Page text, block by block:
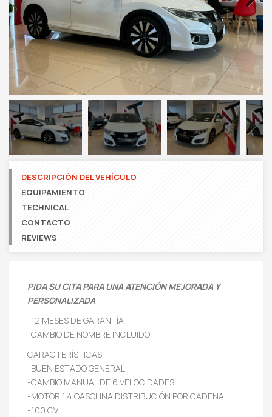
Next
Next
DESCRIPCIÓN DEL VEHÍCULO
EQUIPAMIENTO
TECHNICAL
CONTACTO
REVIEWS
PIDA SU CITA PARA UNA ATENCIÓN MEJORADA Y
PERSONALIZADA
-12 MESES DE GARANTÍA
-CAMBIO DE NOMBRE INCLUIDO
CARACTERÍSTICAS:
-BUEN ESTADO GENERAL
-CAMBIO MANUAL DE 6 VELOCIDADES
-MOTOR 1.4 GASOLINA DISTRIBUCIÓN POR CADENA
-100 CV